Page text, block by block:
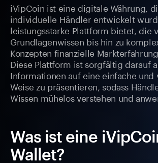
iVipCoin ist eine digitale Währung,
individuelle Händler entwickelt
leistungsstarke Plattform bietet, die
Grundlagenwissen bis hin zu
Konzepten finanzielle
Diese Plattform ist sorgfältig darauf
Informationen auf eine einfache und
Weise zu präsentieren, sodass
Wissen mühelos verstehen und
Was ist eine
Wallet?